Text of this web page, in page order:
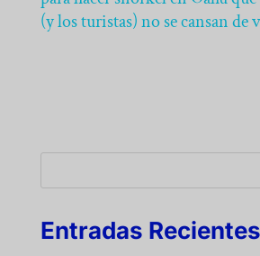
(y los turistas) no se cansan de
Entradas Recientes